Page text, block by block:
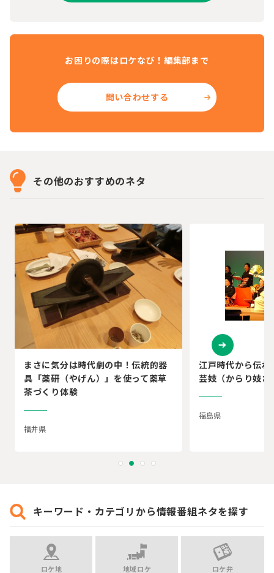
お困りの際はロケなび！編集部まで
問い合わせする
その他のおすすめのネタ
まさに気分は時代劇の中！伝統的器
具「薬研（やげん）」を使って薬草
茶づくり体験
福井県
江戸時代から伝
芸妓（からり妓さ
福島県
キーワード・カテゴリから情報番組ネタを探す
ロケ地 地域ロケ ロケ弁